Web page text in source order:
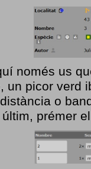
només us
un picor verd
o
prémer